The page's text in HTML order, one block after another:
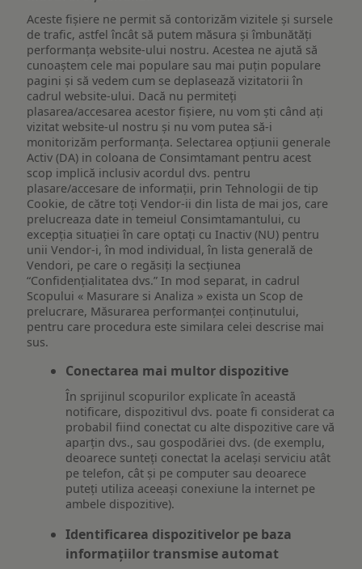
Aceste fișiere ne permit să contorizăm vizitele și sursele
de trafic, astfel încât să putem măsura și îmbunătăți
performanța website-ului nostru. Acestea ne ajută să
cunoaștem cele mai populare sau mai puțin populare
pagini și să vedem cum se deplasează vizitatorii în
cadrul website-ului. Dacă nu permiteți
plasarea/accesarea acestor fișiere, nu vom ști când ați
vizitat website-ul nostru și nu vom putea să-i
monitorizăm performanța. Selectarea opțiunii generale
Activ (DA) in coloana de Consimtamant pentru acest
scop implică inclusiv acordul dvs. pentru
plasare/accesare de informații, prin Tehnologii de tip
Cookie, de către toți Vendor-ii din lista de mai jos, care
prelucreaza date in temeiul Consimtamantului, cu
excepția situației în care optați cu Inactiv (NU) pentru
unii Vendor-i, în mod individual, în lista generală de
Vendori, pe care o regăsiți la secțiunea
“Confidențialitatea dvs.” In mod separat, in cadrul
Scopului « Masurare si Analiza » exista un Scop de
prelucrare, Măsurarea performanței conținutului,
pentru care procedura este similara celei descrise mai
sus.
Conectarea mai multor dispozitive
În sprijinul scopurilor explicate în această
notificare, dispozitivul dvs. poate fi considerat ca
probabil fiind conectat cu alte dispozitive care vă
aparțin dvs., sau gospodăriei dvs. (de exemplu,
deoarece sunteți conectat la același serviciu atât
pe telefon, cât și pe computer sau deoarece
puteți utiliza aceeași conexiune la internet pe
ambele dispozitive).
Identificarea dispozitivelor pe baza
informațiilor transmise automat